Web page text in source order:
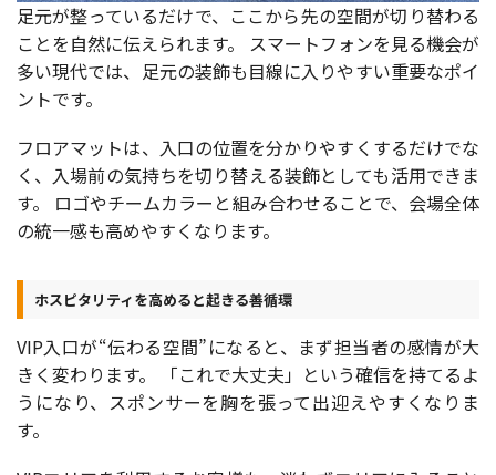
足元が整っているだけで、ここから先の空間が切り替わる
ことを自然に伝えられます。 スマートフォンを見る機会が
多い現代では、足元の装飾も目線に入りやすい重要なポイ
ントです。
フロアマットは、入口の位置を分かりやすくするだけでな
く、入場前の気持ちを切り替える装飾としても活用できま
す。 ロゴやチームカラーと組み合わせることで、会場全体
の統一感も高めやすくなります。
ホスピタリティを高めると起きる善循環
VIP入口が“伝わる空間”になると、まず担当者の感情が大
きく変わります。 「これで大丈夫」という確信を持てるよ
うになり、スポンサーを胸を張って出迎えやすくなりま
す。